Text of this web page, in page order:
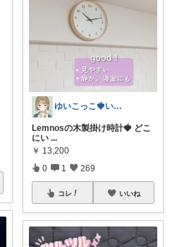
ゆいこっこ🍓いつも感謝です*.
Lemnosの木製掛け時計🍓 どこ
にい ...
￥ 13,200
0 1 269
コレ いいね